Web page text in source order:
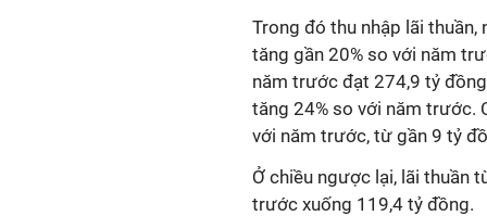
Trong đó thu nhập lãi
tăng gần 20% so với năm
năm trước đạt 274,9 tỷ
tăng 24% so với năm trước.
với năm trước, từ gần 9 tỷ
Ở chiều ngược lại, lãi thuần
trước xuống 119,4 tỷ đồng.